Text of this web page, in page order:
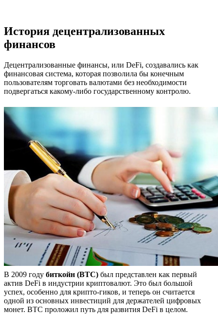
История децентрализованных
финансов
Децентрализованные финансы, или DeFi, создавались как
финансовая система, которая позволила бы конечным
пользователям торговать валютами без необходимости
подвергаться какому-либо государственному контролю.
В 2009 году биткойн (BTC) был представлен как первый
актив DeFi в индустрии криптовалют. Это был большой
успех, особенно для крипто-гиков, и теперь он считается
одной из основных инвестиций для держателей цифровых
монет. BTC проложил путь для развития DeFi в целом.